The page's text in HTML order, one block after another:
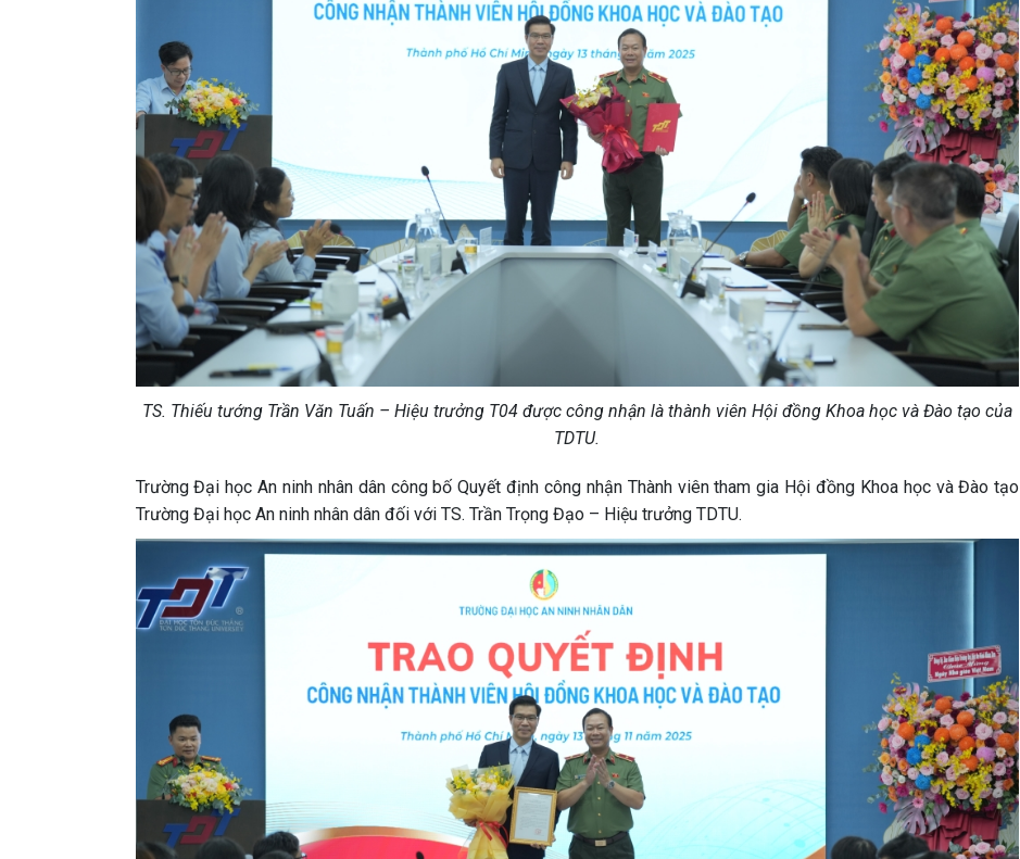
TS. Thiếu tướng Trần Văn Tuấn – Hiệu trưởng T04 được công nhận là thành viên Hội đồng Khoa học và Đào tạo của
TDTU.
Trường Đại học An ninh nhân dân công bố Quyết định công nhận Thành viên tham gia Hội đồng Khoa học và Đào tạo
Trường Đại học An ninh nhân dân đối với TS. Trần Trọng Đạo – Hiệu trưởng TDTU.